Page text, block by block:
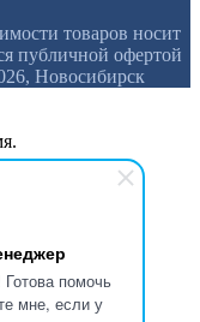
помочь
мне, если у
товаров носит
публичной офертой
Новосибирск
данных в